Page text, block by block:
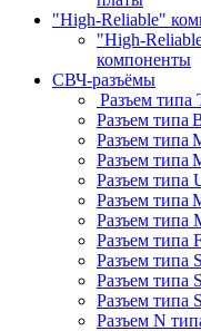
"High-Reliable"
"High-
компоненты
СВЧ-разъёмы
Разъем типа
Разъем типа
Разъем типа
Разъем типа
Разъем типа
Разъем типа
Разъем типа
Разъем типа
Разъем типа
Разъем типа
Разъем типа
Разъем N